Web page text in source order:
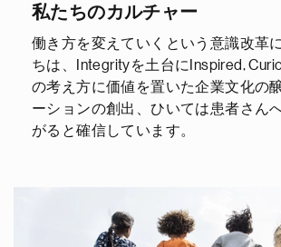
私たちのカルチャー
働き方を変えていくという意識改革
ちは、Integrityを土台にInspired,
の考え方に価値を置いた企業文化の
ーションの創出、ひいては患者さん
がると確信しています。